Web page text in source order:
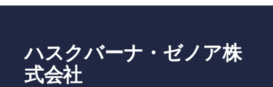
探しください。
ハスクバーナ・ゼノア株
式会社